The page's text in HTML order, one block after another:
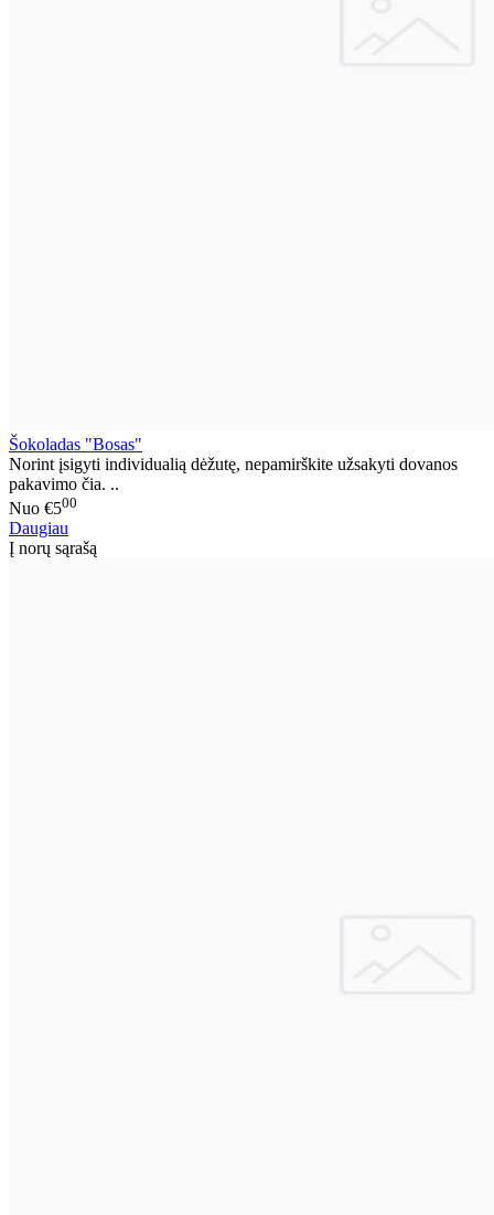
Šokoladas "Bosas"
Norint įsigyti individualią dėžutę, nepamirškite užsakyti dovanos
pakavimo čia. ..
Nuo €500
Daugiau
Į norų sąrašą